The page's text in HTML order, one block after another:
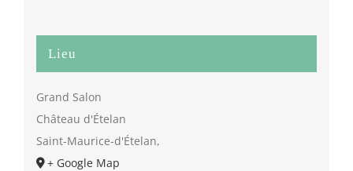
Lieu
Grand Salon
Château d'Ételan
Saint-Maurice-d'Ételan,
+ Google Map